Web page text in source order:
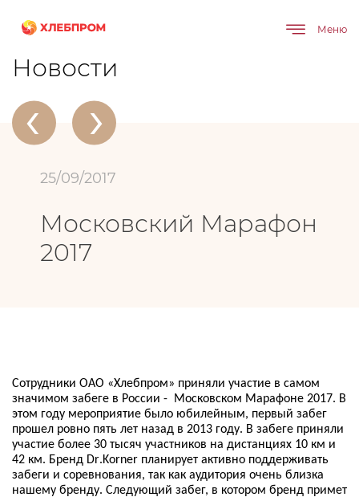
Меню
Главная О компании
Новости
‹ ›
25/09/2017
Московский Марафон
2017
Сотрудники ОАО «Хлебпром» приняли участие в самом
значимом забеге в России - Московском Марафоне 2017. В
этом году мероприятие было юбилейным, первый забег
прошел ровно пять лет назад в 2013 году. В забеге приняли
участие более 30 тысяч участников на дистанциях 10 км и
42 км. Бренд Dr.Korner планирует активно поддерживать
забеги и соревнования, так как аудитория очень близка
нашему бренду. Следующий забег, в котором бренд примет